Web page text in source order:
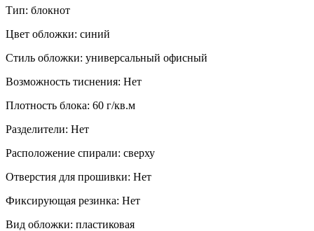
Тип: блокнот
Цвет обложки: синий
Стиль обложки: универсальный офисный
Возможность тиснения: Нет
Плотность блока: 60 г/кв.м
Разделители: Нет
Расположение спирали: сверху
Отверстия для прошивки: Нет
Фиксирующая резинка: Нет
Вид обложки: пластиковая